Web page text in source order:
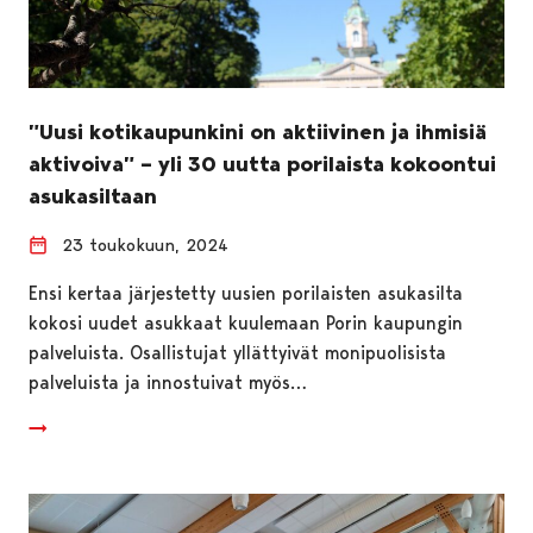
”Uusi kotikaupunkini on aktiivinen ja ihmisiä
aktivoiva” – yli 30 uutta porilaista kokoontui
asukasiltaan
23 toukokuun, 2024
Ensi kertaa järjestetty uusien porilaisten asukasilta
kokosi uudet asukkaat kuulemaan Porin kaupungin
palveluista. Osallistujat yllättyivät monipuolisista
palveluista ja innostuivat myös…